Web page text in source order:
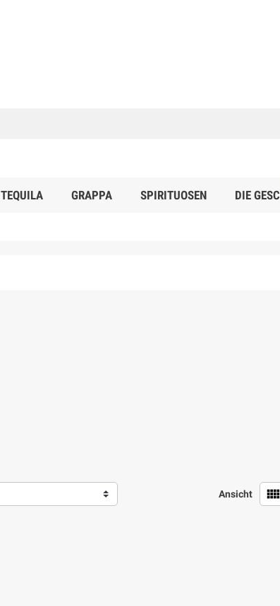
TEQUILA GRAPPA SPIRITUOSEN DIE
Ansicht view_comfy